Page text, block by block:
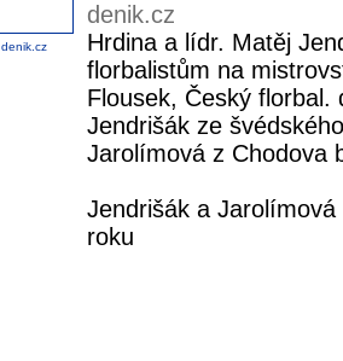
denik.cz
denik.cz
Hrdina a lídr. Matěj
florbalistům na
Flousek, Český
Jendrišák ze
Jarolímová z Chodova
Jendrišák a
roku